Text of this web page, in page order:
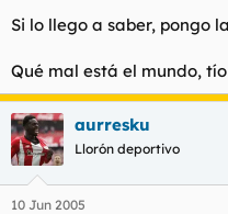
Si lo llego a saber, pongo
Qué mal está el mundo,
aurresku
Llorón deportivo
10 Jun 2005